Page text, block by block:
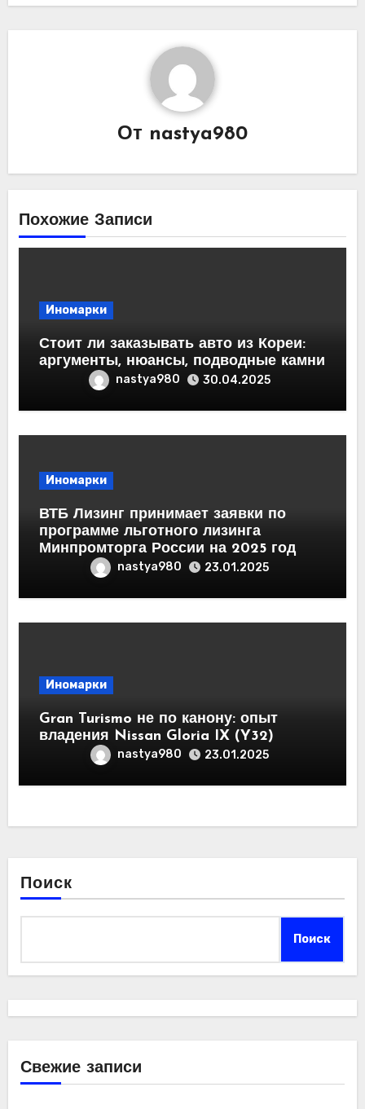
От nastya980
Похожие Записи
Иномарки
Стоит ли заказывать авто из Кореи:
аргументы, нюансы, подводные камни
nastya980 30.04.2025
Иномарки
ВТБ Лизинг принимает заявки по
программе льготного лизинга
Минпромторга России на 2025 год
nastya980 23.01.2025
Иномарки
Gran Turismo не по канону: опыт
владения Nissan Gloria IX (Y32)
nastya980 23.01.2025
Поиск
Поиск
Свежие записи